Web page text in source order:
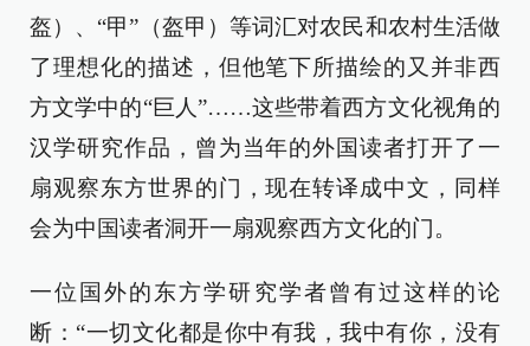
盔）、“甲”（盔甲）等词汇对农民和农村生活做
了理想化的描述，但他笔下所描绘的又并非西
方文学中的“巨人”……这些带着西方文化视角的
汉学研究作品，曾为当年的外国读者打开了一
扇观察东方世界的门，现在转译成中文，同样
会为中国读者洞开一扇观察西方文化的门。
一位国外的东方学研究学者曾有过这样的论
断：“一切文化都是你中有我，我中有你，没有